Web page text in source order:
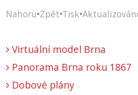
Nahoru•Zpět•Tisk•
Virtuální model Brna
Panorama Brna roku 1867
Dobové plány